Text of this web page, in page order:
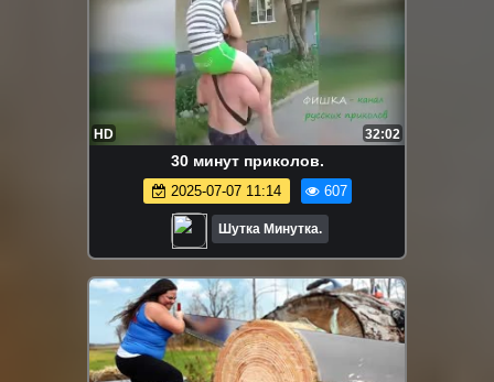
HD 32:02
30 минут приколов.
2025-07-07 11:14 607
Шутка Минутка.